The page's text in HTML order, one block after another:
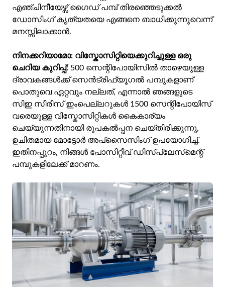
എഞ്ചിനീയേഴ്സ് ഗൈഡ്പമ്പ് തിരഞ്ഞെടുക്കൽ
ഡോസിംഗ് കൃത്യതയെ എങ്ങനെ ബാധിക്കുന്നുവെന്ന്
മനസ്സിലാക്കാൻ.
നിനക്കറിയാമോ: വിസ്കോസിറ്റിയെക്കുറിച്ചുള്ള ഒരു
ചെറിയ കുറിപ്പ്: 500 സെന്റിപോയിസിൽ താഴെയുള്ള
ദ്രാവകങ്ങൾക്ക് സെൻട്രിഫ്യൂഗൽ പമ്പുകളാണ്
പൊതുവെ ഏറ്റവും നല്ലത്, എന്നാൽ ഞങ്ങളുടെ
സിഇ സീരീസ് ഇംപെല്ലറുകൾ 1500 സെന്റിപോയിസ്
വരെയുള്ള വിസ്കോസിറ്റികൾ കൈകാര്യം
ചെയ്യുന്നതിനായി രൂപകൽപ്പന ചെയ്‌തിരിക്കുന്നു,
ഉചിതമായ മോട്ടോർ അപ്‌സൈസിംഗ് ഉപയോഗിച്ച്.
ഇതിനപ്പുറം, നിങ്ങൾ പോസിറ്റീവ് ഡിസ്‌പ്ലേസ്‌മെന്റ്
പമ്പുകളിലേക്ക് മാറണം.